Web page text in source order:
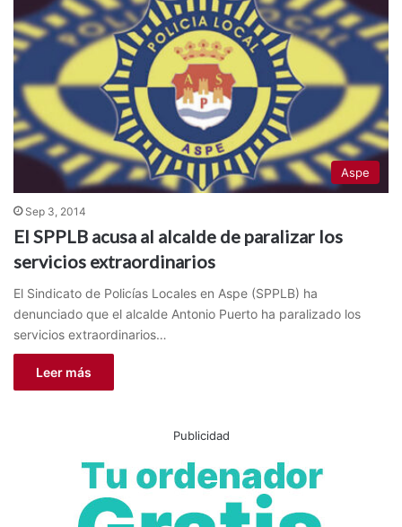
Aspe
Sep 3, 2014
El SPPLB acusa al alcalde de paralizar los
servicios extraordinarios
El Sindicato de Policías Locales en Aspe (SPPLB) ha
denunciado que el alcalde Antonio Puerto ha paralizado los
servicios extraordinarios…
Leer más
Publicidad